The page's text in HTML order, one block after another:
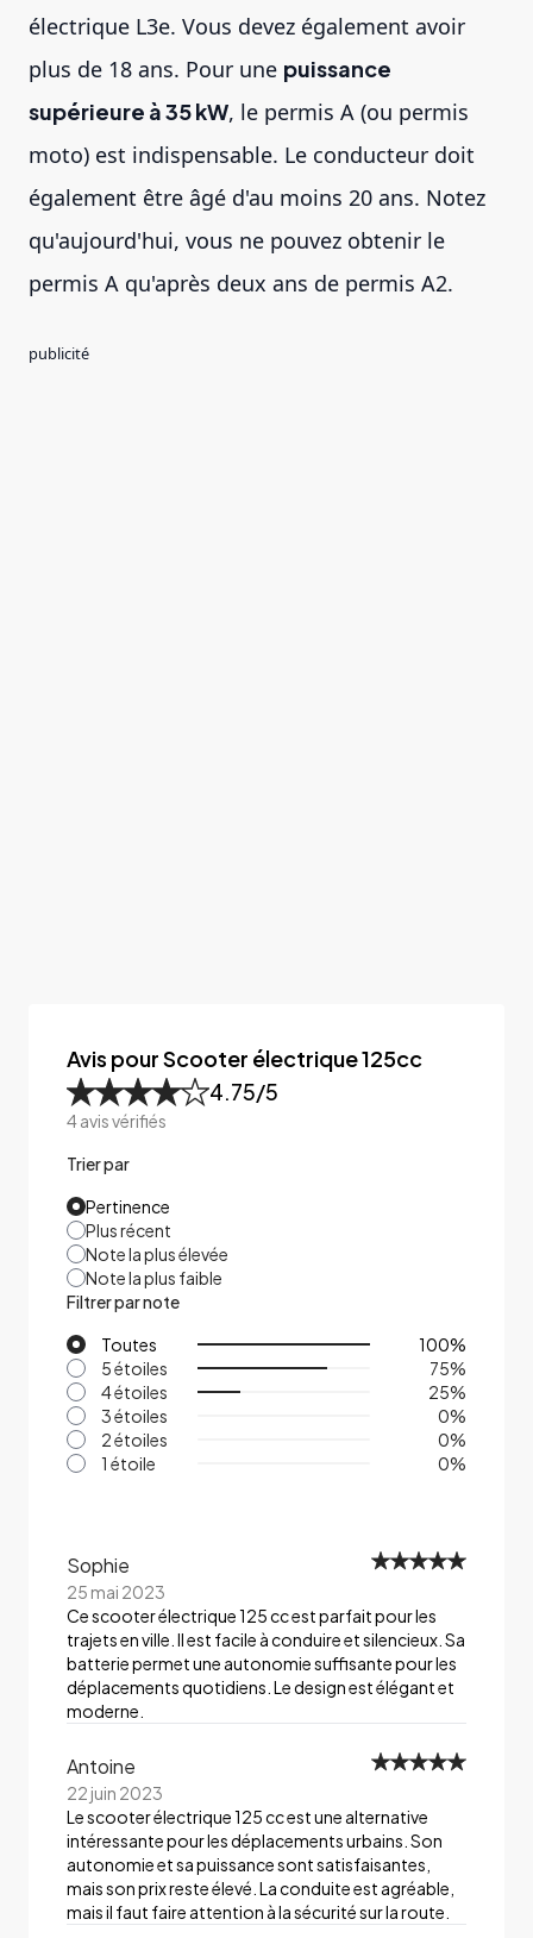
électrique L3e. Vous devez également avoir
plus de 18 ans. Pour une puissance
supérieure à 35 kW, le permis A (ou permis
moto) est indispensable. Le conducteur doit
également être âgé d'au moins 20 ans. Notez
qu'aujourd'hui, vous ne pouvez obtenir le
permis A qu'après deux ans de permis A2.
publicité
Avis pour Scooter électrique 125cc
4.75/5
4avis vérifiés
Trier par
Pertinence
Plus récent
Note la plus élevée
Note la plus faible
Filtrer par note
Toutes
100%
5 étoiles
75%
4 étoiles
25%
3 étoiles
0%
2 étoiles
0%
1 étoile
0%
Sophie
25 mai 2023
Ce scooter électrique 125 cc est parfait pour les
trajets en ville. Il est facile à conduire et silencieux. Sa
batterie permet une autonomie suffisante pour les
déplacements quotidiens. Le design est élégant et
moderne.
Antoine
22 juin 2023
Le scooter électrique 125 cc est une alternative
intéressante pour les déplacements urbains. Son
autonomie et sa puissance sont satisfaisantes,
mais son prix reste élevé. La conduite est agréable,
mais il faut faire attention à la sécurité sur la route.